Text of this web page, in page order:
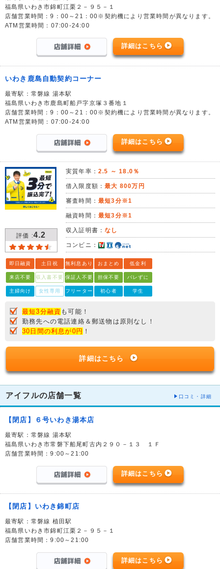
福島県いわき市錦町江栗２－９５－１
店舗営業時間：9：00～21：00※契約機により営業時間が異なります。
ATM営業時間：07:00-24:00
詳細はこちら
いわき鹿島自動契約コーナー
最寄駅：常磐線 湯本駅
福島県いわき市鹿島町船戸字京塚３番地１
店舗営業時間：9：00～21：00※契約機により営業時間が異なります。
ATM営業時間：07:00-24:00
詳細はこちら
評価 :4.2
実質年率： 2.5 ～ 18.0％
借入限度額：最大 800万円
審査時間： 最短3分※1
融資時間： 最短3分※1
収入証明書：なし
コンビニ：
即日融資 土日祝 無利息あり おまとめ 低金利
来店不要 収入書不要 保証人不要 担保不要 バレずに
主婦向け 女性専用 フリーター 初心者 学生
最短3分融資 も可能！
勤務先への電話連絡＆郵送物は原則なし！
30日間の利息が0円 ！
詳細はこちら
アイフルの店舗一覧 口コミ・詳細
【閉店】６号いわき湯本店
最寄駅：常磐線 湯本駅
福島県いわき市常磐下船尾町古内２９０－１３ １Ｆ
店舗営業時間：9:00～21:00
詳細はこちら
【閉店】いわき錦町店
最寄駅：常磐線 植田駅
福島県いわき市錦町江栗２－９５－１
店舗営業時間：9:00～21:00
詳細はこちら